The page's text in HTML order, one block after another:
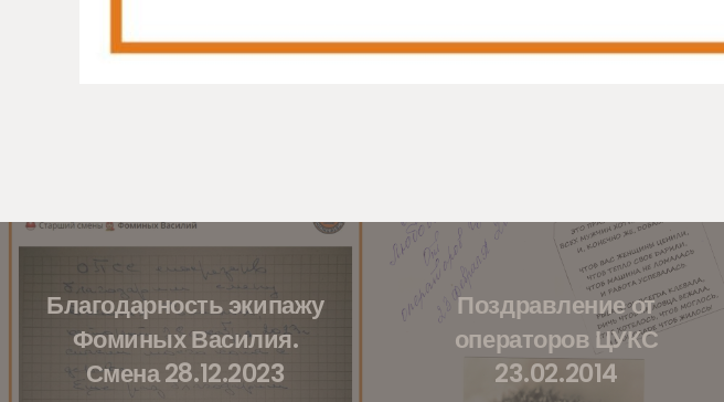
Благодарность экипажу
Фоминых Василия.
Смена 28.12.2023
Поздравление от
операторов ЦУКС
23.02.2014